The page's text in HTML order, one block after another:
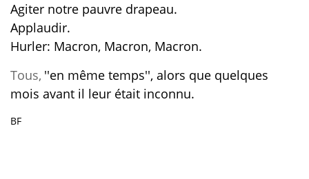
Agiter notre pauvre drapeau.
Applaudir.
Hurler: Macron, Macron, Macron.
Tous, ''en même temps'', alors que quelques
mois avant il leur était inconnu.
BF